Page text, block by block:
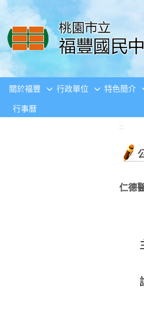
移至網頁之主要內容區位置
關於福豐 行政單位 特色簡介
行事曆
:::
仁德